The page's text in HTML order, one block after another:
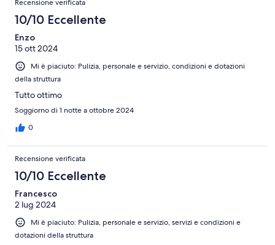
Recensione verificata
10/10 Eccellente
Enzo
15 ott 2024
Mi è piaciuto: Pulizia, personale e servizio, condizioni e dotazioni
della struttura
Tutto ottimo
Soggiorno di 1 notte a ottobre 2024
0
Recensione verificata
10/10 Eccellente
Francesco
2 lug 2024
Mi è piaciuto: Pulizia, personale e servizio, servizi e condizioni e
dotazioni della struttura